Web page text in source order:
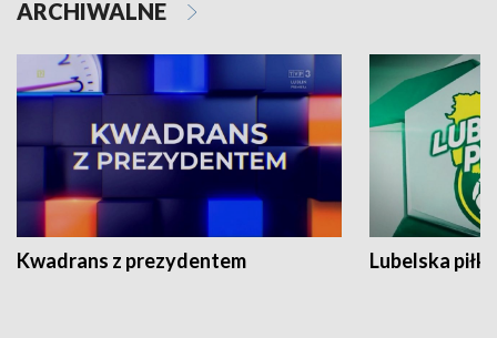
ARCHIWALNE
Kwadrans z prezydentem Lubelska piłka